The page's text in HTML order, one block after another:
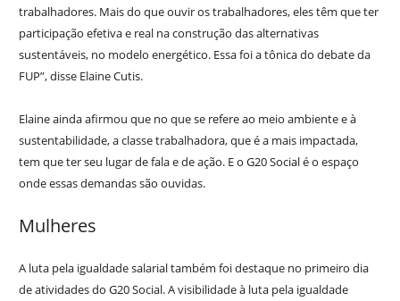
trabalhadores. Mais do que ouvir os trabalhadores, eles têm que ter
participação efetiva e real na construção das alternativas
sustentáveis, no modelo energético. Essa foi a tônica do debate da
FUP”, disse Elaine Cutis.
Elaine ainda afirmou que no que se refere ao meio ambiente e à
sustentabilidade, a classe trabalhadora, que é a mais impactada,
tem que ter seu lugar de fala e de ação. E o G20 Social é o espaço
onde essas demandas são ouvidas.
Mulheres
A luta pela igualdade salarial também foi destaque no primeiro dia
de atividades do G20 Social. A visibilidade à luta pela igualdade